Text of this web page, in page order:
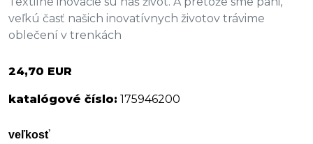
veľkú časť našich inovatívnych životov trávime
oblečení v trenkách
24,70 EUR
katalógové číslo: 175946200
veľkosť